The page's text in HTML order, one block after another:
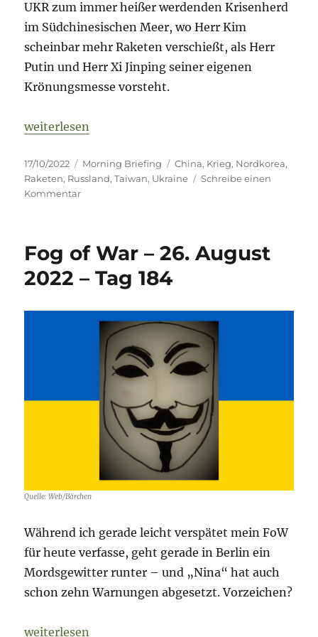
UKR zum immer heißer werdenden Krisenherd
im Südchinesischen Meer, wo Herr Kim
scheinbar mehr Raketen verschießt, als Herr
Putin und Herr Xi Jinping seiner eigenen
Krönungsmesse vorsteht.
„Fog of War – 17. Oktober 2022 – Tag 236“
weiterlesen
Veröffentlicht
am
17/10/2022 Kategorien
Morning Briefing Schlagwörter
China, Krieg, Nordkorea,
Raketen, Russland,Taiwan, Ukraine
Schreibe einen
Kommentarzu
–
Oktober
–
Fog of War – 26. August
2022 – Tag 184
Quelle: Web/Bärchen
Während ich gerade leicht verspätet mein FoW
für heute verfasse, geht gerade in Berlin ein
Mordsgewitter runter – und „Nina“ hat auch
schon zehn Warnungen abgesetzt. Vorzeichen?
„Fog of War – 26. August 2022 – Tag 184“
weiterlesen